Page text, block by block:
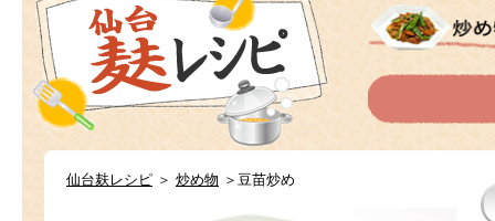
仙台麸レシピ ＞ 炒め物 ＞豆苗炒め